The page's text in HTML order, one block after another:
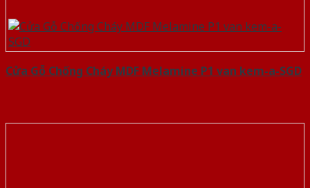
Cửa Gỗ Chống Cháy MDF Melamine P1 van kem-a-SGD